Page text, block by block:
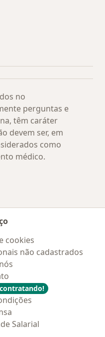
no
perguntas e
têm caráter
devem ser, em
como
médico.
cookies
não cadastrados
Salarial